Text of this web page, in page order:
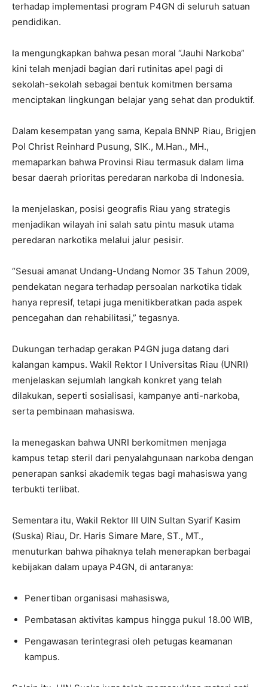
terhadap implementasi program P4GN di seluruh satuan
pendidikan.
Ia mengungkapkan bahwa pesan moral “Jauhi Narkoba”
kini telah menjadi bagian dari rutinitas apel pagi di
sekolah-sekolah sebagai bentuk komitmen bersama
menciptakan lingkungan belajar yang sehat dan produktif.
Dalam kesempatan yang sama, Kepala BNNP Riau, Brigjen
Pol Christ Reinhard Pusung, SIK., M.Han., MH.,
memaparkan bahwa Provinsi Riau termasuk dalam lima
besar daerah prioritas peredaran narkoba di Indonesia.
Ia menjelaskan, posisi geografis Riau yang strategis
menjadikan wilayah ini salah satu pintu masuk utama
peredaran narkotika melalui jalur pesisir.
“Sesuai amanat Undang-Undang Nomor 35 Tahun 2009,
pendekatan negara terhadap persoalan narkotika tidak
hanya represif, tetapi juga menitikberatkan pada aspek
pencegahan dan rehabilitasi,” tegasnya.
Dukungan terhadap gerakan P4GN juga datang dari
kalangan kampus. Wakil Rektor I Universitas Riau (UNRI)
menjelaskan sejumlah langkah konkret yang telah
dilakukan, seperti sosialisasi, kampanye anti-narkoba,
serta pembinaan mahasiswa.
Ia menegaskan bahwa UNRI berkomitmen menjaga
kampus tetap steril dari penyalahgunaan narkoba dengan
penerapan sanksi akademik tegas bagi mahasiswa yang
terbukti terlibat.
Sementara itu, Wakil Rektor III UIN Sultan Syarif Kasim
(Suska) Riau, Dr. Haris Simare Mare, ST., MT.,
menuturkan bahwa pihaknya telah menerapkan berbagai
kebijakan dalam upaya P4GN, di antaranya:
Penertiban organisasi mahasiswa,
Pembatasan aktivitas kampus hingga pukul 18.00 WIB,
Pengawasan terintegrasi oleh petugas keamanan
kampus.